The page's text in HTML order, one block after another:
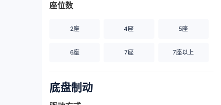
座位数
2座 4座 5座
6座 7座 7座以上
底盘制动